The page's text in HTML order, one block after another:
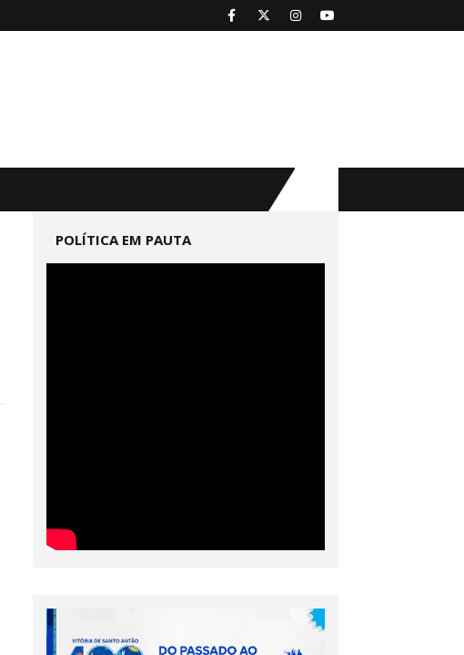
POLÍTICA EM PAUTA